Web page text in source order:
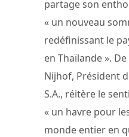
partage son
« un nouveau
redéfinissant le
en Thaïlande ».
Nijhof, Président
S.A., réitère le
« un havre pour
monde entier en